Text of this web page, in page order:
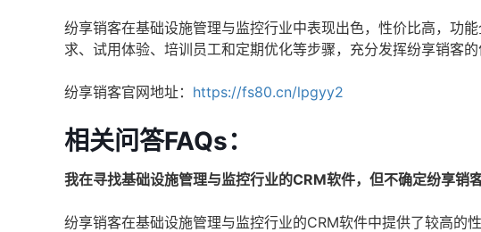
纷享销客在基础设施管理与监控行业中表现出色，性价比高，功
求、试用体验、培训员工和定期优化等步骤，充分发挥纷享销客
纷享销客官网地址： https://fs80.cn/lpgyy2
相关问答FAQs：
我在寻找基础设施管理与监控行业的CRM软件，但不确定纷享销
纷享销客在基础设施管理与监控行业的CRM软件中提供了较高的